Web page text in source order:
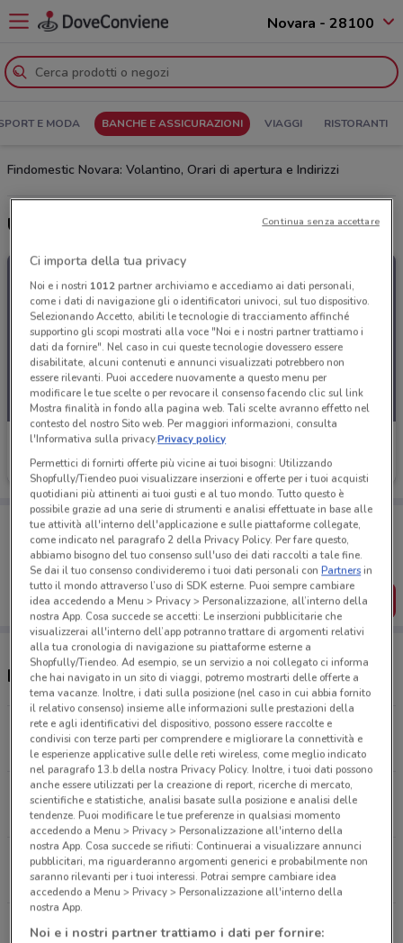
Novara - 28100
E MODA BANCHE E ASSICURAZIONI VIAGGI RISTORANTI
Findomestic Novara: Volantino, Orari di apertura e Indirizzi
Ultime offerte del volantino Findomestic
Findomestic
Scade il 03/09
Porta DoveConviene sempre con te!
Puoi trovare le migliori offerte dei negozi vicino a te,
salvarle e creare la tua lista del risparmio, comodamente
dal tuo cellulare.
SCARICA L’APP
Negozi Findomestic a Novara
Via Costa, 24 Novara
797 m
CHIUSO
Via G. Garibaldi, 52/54 Magenta
20.8 km
APERTO
Via Giuseppe Paggi, 74 Vercelli
21.1 km
CHIUSO
Corso Genova, 2/B Vigevano
Ci importa della tua privacy
Noi e i nostri 1012partner archiviamo e accediamo ai dati personali,
come i dati di navigazione gli o identificatori univoci, sul tuo dispositivo.
Selezionando Accetto, abiliti le tecnologie di tracciamento affinché
supportino gli scopi mostrati alla voce "Noi e i nostri partner trattiamo i
dati da fornire". Nel caso in cui queste tecnologie dovessero essere
disabilitate, alcuni contenuti e annunci visualizzati potrebbero non
essere rilevanti. Puoi accedere nuovamente a questo menu per
modificare le tue scelte o per revocare il consenso facendo clic sul link
Mostra finalità in fondo alla pagina web. Tali scelte avranno effetto nel
contesto del nostro Sito web. Per maggiori informazioni, consulta
l'Informativa sulla privacy.Privacy policy
Permettici di fornirti offerte più vicine ai tuoi bisogni: Utilizzando
Shopfully/Tiendeo puoi visualizzare inserzioni e offerte per i tuoi acquisti
quotidiani più attinenti ai tuoi gusti e al tuo mondo. Tutto questo è
possibile grazie ad una serie di strumenti e analisi effettuate in base alle
tue attività all'interno dell'applicazione e sulle piattaforme collegate,
come indicato nel paragrafo 2 della Privacy Policy. Per fare questo,
abbiamo bisogno del tuo consenso sull'uso dei dati raccolti a tale fine.
Se dai il tuo consenso condivideremo i tuoi dati personali conPartnersin
tutto il mondo attraverso l’uso di SDK esterne. Puoi sempre cambiare
idea accedendo a Menu > Privacy > Personalizzazione, all’interno della
nostra App. Cosa succede se accetti: Le inserzioni pubblicitarie che
visualizzerai all'interno dell’app potranno trattare di argomenti relativi
alla tua cronologia di navigazione su piattaforme esterne a
Shopfully/Tiendeo. Ad esempio, se un servizio a noi collegato ci informa
che hai navigato in un sito di viaggi, potremo mostrarti delle offerte a
tema vacanze. Inoltre, i dati sulla posizione (nel caso in cui abbia fornito
il relativo consenso) insieme alle informazioni sulle prestazioni della
rete e agli identificativi del dispositivo, possono essere raccolte e
condivisi con terze parti per comprendere e migliorare la connettività e
le esperienze applicative sulle delle reti wireless, come meglio indicato
nel paragrafo 13.b della nostra Privacy Policy. Inoltre, i tuoi dati possono
anche essere utilizzati per la creazione di report, ricerche di mercato,
scientifiche e statistiche, analisi basate sulla posizione e analisi delle
tendenze. Puoi modificare le tue preferenze in qualsiasi momento
accedendo a Menu > Privacy > Personalizzazione all'interno della
nostra App. Cosa succede se rifiuti: Continuerai a visualizzare annunci
pubblicitari, ma riguarderanno argomenti generici e probabilmente non
saranno rilevanti per i tuoi interessi. Potrai sempre cambiare idea
accedendo a Menu > Privacy > Personalizzazione all'interno della
nostra App.
Noi e i nostri partner trattiamo i dati per fornire:
Continua senza accettare